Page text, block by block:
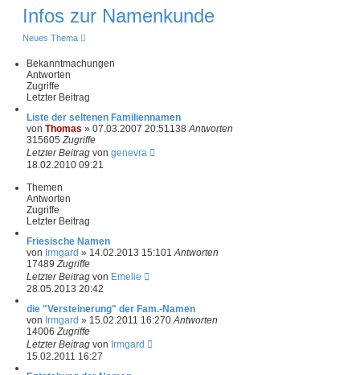
Infos zur Namenkunde
Neues Thema
Bekanntmachungen
Antworten
Zugriffe
Letzter Beitrag
Liste der seltenen Familiennamen
von Thomas » 07.03.2007 20:51138Antworten
315605Zugriffe
Letzter Beitrag von genevra
18.02.2010 09:21
Themen
Antworten
Zugriffe
Letzter Beitrag
Friesische Namen
von Irmgard » 14.02.2013 15:101Antworten
17489Zugriffe
Letzter Beitrag von Emelie
28.05.2013 20:42
die "Versteinerung" der Fam.-Namen
von Irmgard » 15.02.2011 16:270Antworten
14006Zugriffe
Letzter Beitrag von Irmgard
15.02.2011 16:27